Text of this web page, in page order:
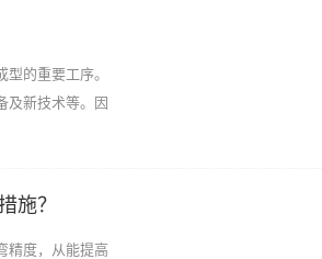
的重要工序。
及新技术等。因
施？
精度，从能提高